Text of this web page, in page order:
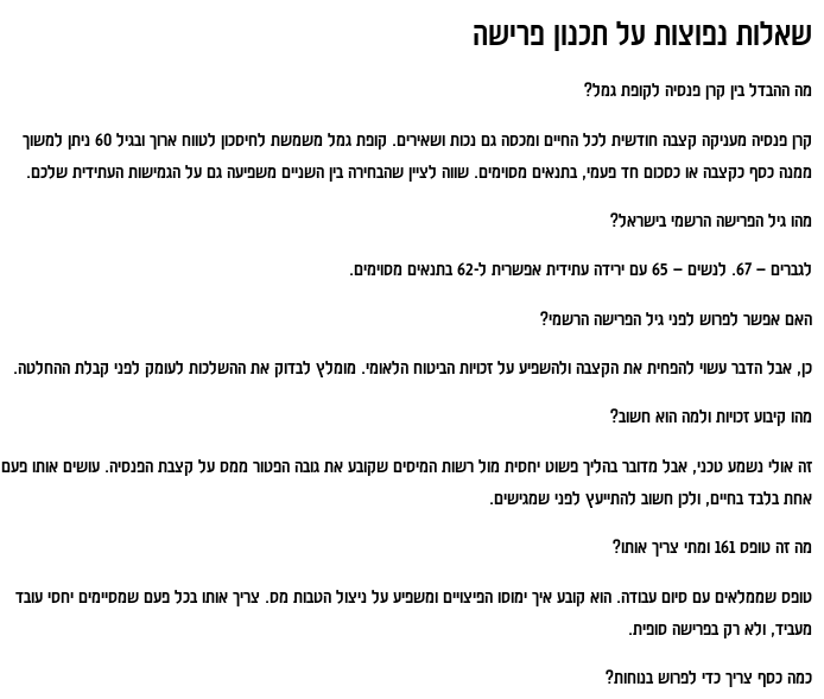
שאלות נפוצות על תכנון פרישה
מה ההבדל בין קרן פנסיה לקופת גמל?
קרן פנסיה מעניקה קצבה חודשית לכל החיים ומכסה גם נכות ושאירים. קופת גמל משמשת לחיסכון לטווח ארוך ובגיל 60 ניתן למשוך
ממנה כסף כקצבה או כסכום חד פעמי, בתנאים מסוימים. שווה לציין שהבחירה בין השניים משפיעה גם על הגמישות העתידית שלכם.
מהו גיל הפרישה הרשמי בישראל?
לגברים – 67. לנשים – 65 עם ירידה עתידית אפשרית ל-62 בתנאים מסוימים.
האם אפשר לפרוש לפני גיל הפרישה הרשמי?
כן, אבל הדבר עשוי להפחית את הקצבה ולהשפיע על זכויות הביטוח הלאומי. מומלץ לבדוק את ההשלכות לעומק לפני קבלת ההחלטה.
מהו קיבוע זכויות ולמה הוא חשוב?
זה אולי נשמע טכני, אבל מדובר בהליך פשוט יחסית מול רשות המיסים שקובע את גובה הפטור ממס על קצבת הפנסיה. עושים אותו פעם
אחת בלבד בחיים, ולכן חשוב להתייעץ לפני שמגישים.
מה זה טופס 161 ומתי צריך אותו?
טופס שממלאים עם סיום עבודה. הוא קובע איך ימוסו הפיצויים ומשפיע על ניצול הטבות מס. צריך אותו בכל פעם שמסיימים יחסי עובד
מעביד, ולא רק בפרישה סופית.
כמה כסף צריך כדי לפרוש בנוחות?